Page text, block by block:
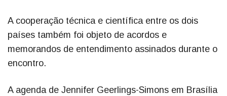
A cooperação técnica e científica entre os dois
países também foi objeto de acordos e
memorandos de entendimento assinados durante o
encontro.
A agenda de Jennifer Geerlings-Simons em Brasília